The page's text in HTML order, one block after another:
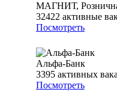
МАГНИТ,
32422 активные
Посмотреть
Альфа-Банк
3395 активных
Посмотреть